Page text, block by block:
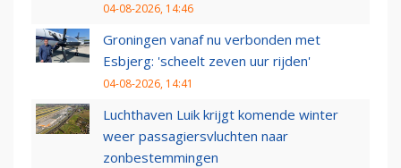
04-08-2026, 14:46
Groningen vanaf nu verbonden met
Esbjerg: 'scheelt zeven uur rijden'
04-08-2026, 14:41
Luchthaven Luik krijgt komende winter
weer passagiersvluchten naar
zonbestemmingen